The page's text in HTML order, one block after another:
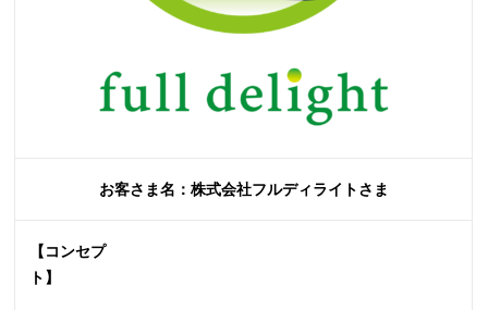
お客さま名：株式会社フルディライトさま
【コンセプ
ト】